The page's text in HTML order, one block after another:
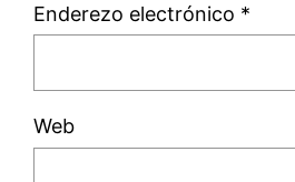
Enderezo electrónico *
Web